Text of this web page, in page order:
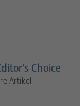
Choice
Artikel